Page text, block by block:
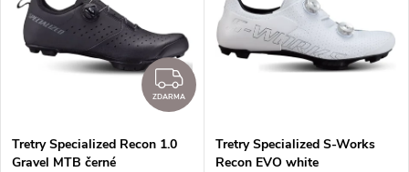
ZDARMA
ZDARMA
Tretry Specialized Recon 1.0
Gravel MTB černé
Tretry Specialized S-Works
Recon EVO white